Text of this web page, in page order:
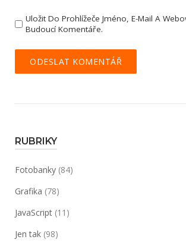
Uložit Do Prohlížeče Jméno, E-Mail A
Budoucí Komentáře.
RUBRIKY
Fotobanky (84)
Grafika (78)
JavaScript (11)
Jen tak (98)